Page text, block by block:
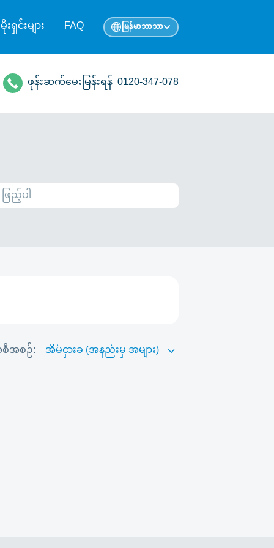
ရှင်းများ FAQ မြန်မာဘာသာ
ဖုန်းဆက်မေးမြန်းရန် 0120-347-078
အစဉ်: